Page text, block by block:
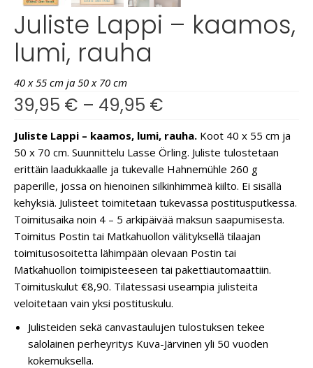
Juliste Lappi – kaamos,
lumi, rauha
40 x 55 cm ja 50 x 70 cm
39,95 € – 49,95 €
Juliste Lappi – kaamos, lumi, rauha. Koot 40 x 55 cm ja
50 x 70 cm. Suunnittelu Lasse Örling. Juliste tulostetaan
erittäin laadukkaalle ja tukevalle Hahnemühle 260 g
paperille, jossa on hienoinen silkinhimmeä kiilto. Ei sisällä
kehyksiä. Julisteet toimitetaan tukevassa postitusputkessa.
Toimitusaika noin 4 – 5 arkipäivää maksun saapumisesta.
Toimitus Postin tai Matkahuollon välityksellä tilaajan
toimitusosoitetta lähimpään olevaan Postin tai
Matkahuollon toimipisteeseen tai pakettiautomaattiin.
Toimituskulut €8,90. Tilatessasi useampia julisteita
veloitetaan vain yksi postituskulu.
Julisteiden sekä canvastaulujen tulostuksen tekee
salolainen perheyritys Kuva-Järvinen yli 50 vuoden
kokemuksella.